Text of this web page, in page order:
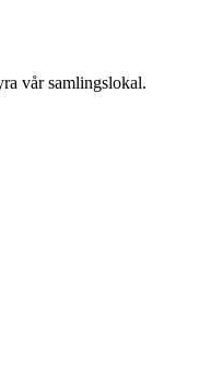
vår samlingslokal.